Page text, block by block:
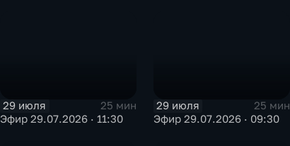
29 июля
25 мин
Эфир 29.07.2026 · 11:30
29 июля
25 мин
Эфир 29.07.2026 · 09:30